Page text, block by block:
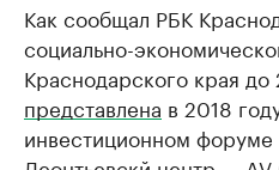
Как сообщал РБК
социально-
Краснодарского края
представлена в 2018
инвестиционном форуме